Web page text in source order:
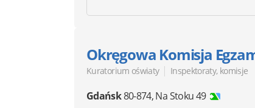
Okręgowa Komisja
Kuratorium oświaty | Inspektoraty, komisje
Gdańsk80-874,Na Stoku 49